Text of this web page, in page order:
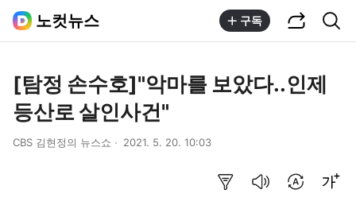
노컷뉴스 구독
[탐정 손수호]"악마를 보았다..인제
등산로 살인사건"
CBS 김현정의 뉴스쇼 2021. 5. 20. 10:03